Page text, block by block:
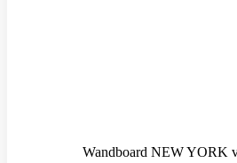
Wandboard NEW YORK